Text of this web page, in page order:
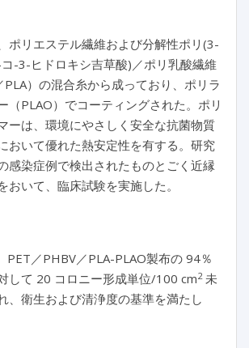
ポリエステル繊維および分解性ポリ(3-
-3-ヒドロキシ吉草酸)／ポリ乳酸繊維
PLA）の混合糸から成っており、ポリラ
（PLAO）でコーティングされた。ポリ
ーは、環境にやさしく安全な抗菌物質
おいて優れた熱安定性を有する。研究
感染症例で検出されたものとごく近縁
おいて、臨床試験を実施した。
PET／PHBV／PLA-PLAO製布の 94％
して 20 コロニー形成単位/100 cm2未
、衛生および清浄度の基準を満たし